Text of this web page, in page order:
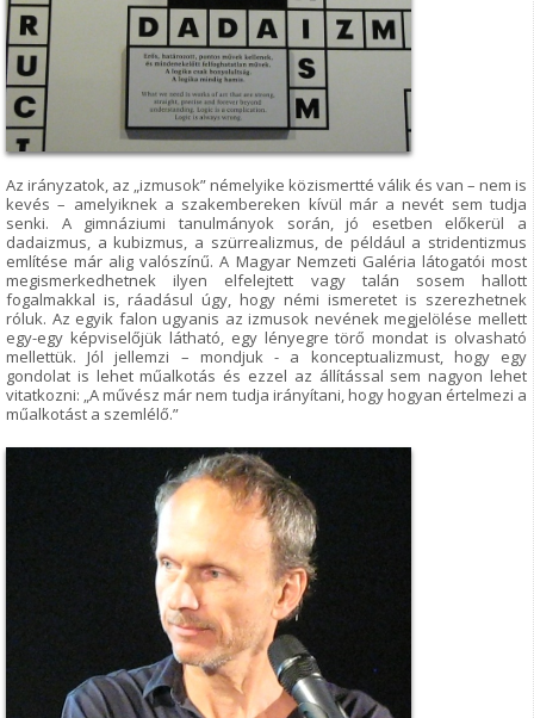
Az irányzatok, az „izmusok” némelyike közismertté válik és van – nem is
kevés – amelyiknek a szakembereken kívül már a nevét sem tudja
senki. A gimnáziumi tanulmányok során, jó esetben előkerül a
dadaizmus, a kubizmus, a szürrealizmus, de például a stridentizmus
említése már alig valószínű. A Magyar Nemzeti Galéria látogatói most
megismerkedhetnek ilyen elfelejtett vagy talán sosem hallott
fogalmakkal is, ráadásul úgy, hogy némi ismeretet is szerezhetnek
róluk. Az egyik falon ugyanis az izmusok nevének megjelölése mellett
egy-egy képviselőjük látható, egy lényegre törő mondat is olvasható
mellettük. Jól jellemzi – mondjuk - a konceptualizmust, hogy egy
gondolat is lehet műalkotás és ezzel az állítással sem nagyon lehet
vitatkozni: „A művész már nem tudja irányítani, hogy hogyan értelmezi a
műalkotást a szemlélő.”